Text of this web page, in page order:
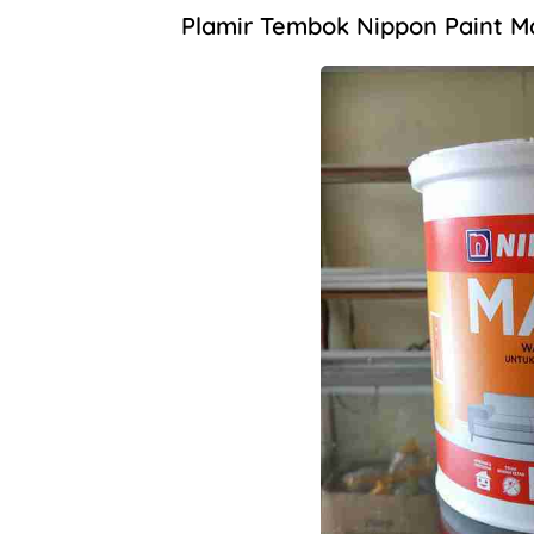
Plamir Tembok Nippon Paint